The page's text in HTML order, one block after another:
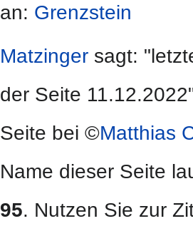
an: Grenzstein
Matzinger sagt:
der Seite
Seite bei ©Matthias
Name dieser Seite
95. Nutzen Sie zur